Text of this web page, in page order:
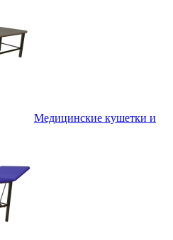
Медицинские кушетки и